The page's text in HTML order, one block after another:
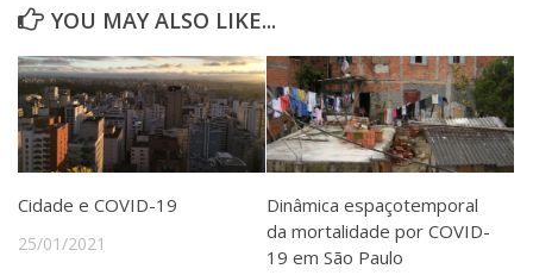
YOU MAY ALSO LIKE...
Cidade e COVID-19
25/01/2021
Dinâmica espaçotemporal
da mortalidade por COVID-
19 em São Paulo